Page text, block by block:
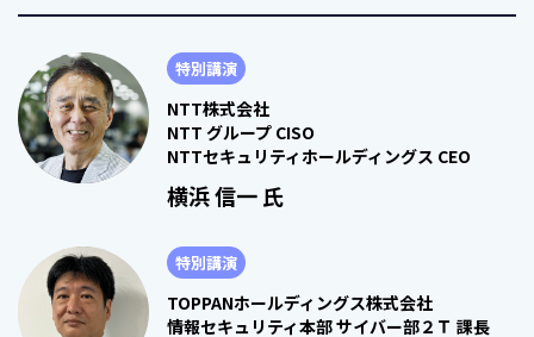
特別講演
NTT株式会社
NTT グループ CISO
NTTセキュリティホールディングス CEO
横浜 信一 氏
特別講演
TOPPANホールディングス株式会社
情報セキュリティ本部 サイバー部２Ｔ 課長